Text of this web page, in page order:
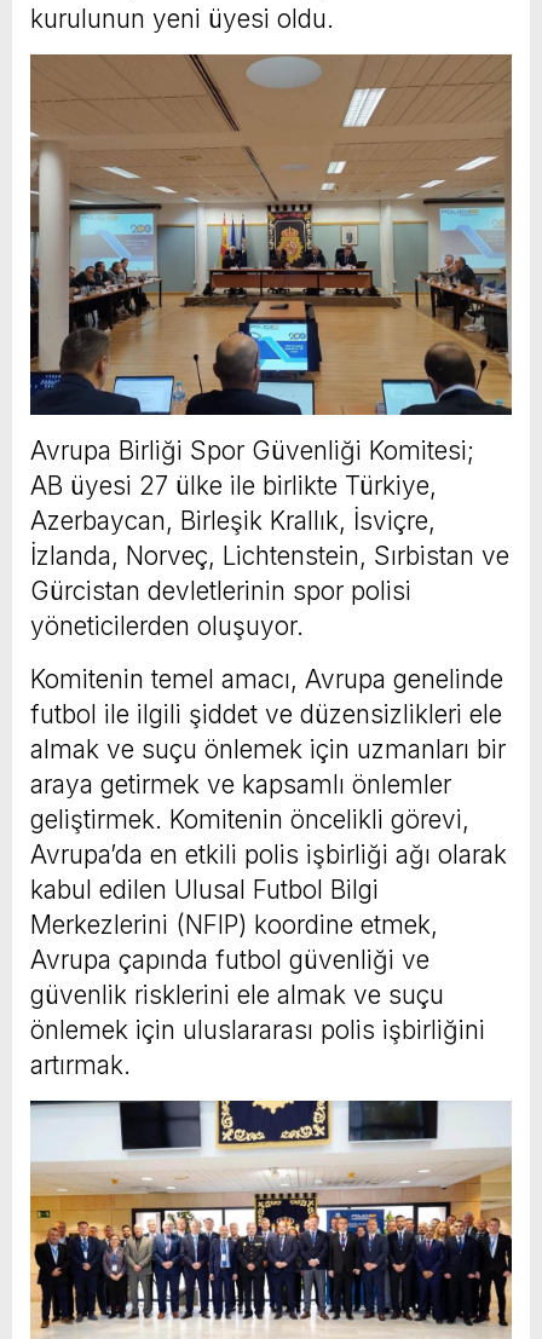
kurulunun yeni üyesi oldu.
Avrupa Birliği Spor Güvenliği Komitesi;
AB üyesi 27 ülke ile birlikte Türkiye,
Azerbaycan, Birleşik Krallık, İsviçre,
İzlanda, Norveç, Lichtenstein, Sırbistan ve
Gürcistan devletlerinin spor polisi
yöneticilerden oluşuyor.
Komitenin temel amacı, Avrupa genelinde
futbol ile ilgili şiddet ve düzensizlikleri ele
almak ve suçu önlemek için uzmanları bir
araya getirmek ve kapsamlı önlemler
geliştirmek. Komitenin öncelikli görevi,
Avrupa’da en etkili polis işbirliği ağı olarak
kabul edilen Ulusal Futbol Bilgi
Merkezlerini (NFIP) koordine etmek,
Avrupa çapında futbol güvenliği ve
güvenlik risklerini ele almak ve suçu
önlemek için uluslararası polis işbirliğini
artırmak.